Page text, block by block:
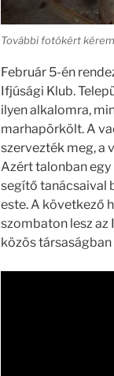
További fotókért
Február 5-én
Ifjúsági Klub.
ilyen alkalomra,
marhapörkölt. A
szervezték meg, a
Azért talonban egy
segítő tanácsaival
este. A következő
szombaton lesz az
közös